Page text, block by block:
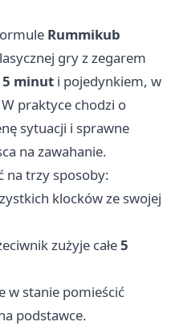
Rummikub
gry z zegarem
5 minut i pojedynkiem, w
praktyce chodzi o
sytuacji i sprawne
na zawahanie.
na trzy sposoby:
klocków ze swojej
zużyje całe5
w stanie pomieścić
podstawce.